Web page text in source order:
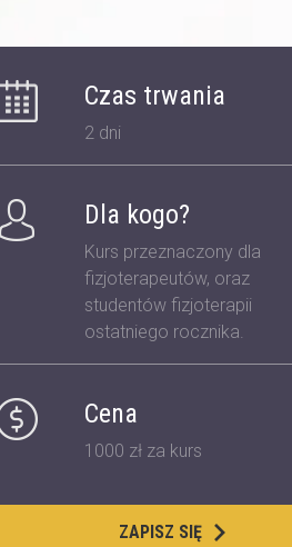
Czas trwania
2 dni
Dla kogo?
Kurs przeznaczony dla
fizjoterapeutów, oraz
studentów fizjoterapii
ostatniego rocznika.
Cena
1000 zł za kurs
ZAPISZ SIĘ